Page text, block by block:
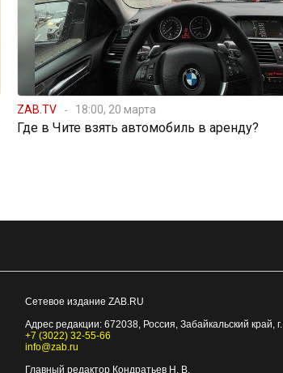
ZAB.TV 18:00, 20 марта
Где в Чите взять автомобиль в аренду?
Сетевое издание ZAB.RU
Адрес редакции: 672038, Россия, Забайкальский край, г.
+7 (3022) 32-55-66
info@zab.ru
Главный редактор Кондратьев Н. В.